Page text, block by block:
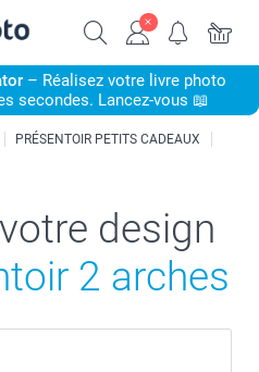
– Réalisez votre livre photo
secondes. Lancez-vous 📖
PRÉSENTOIR PETITS CADEAUX
design
2 arches